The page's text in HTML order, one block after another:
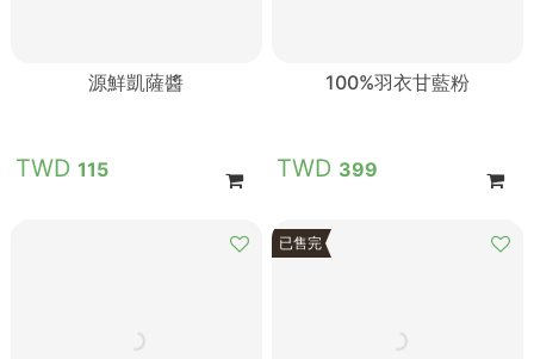
源鮮凱薩醬
115
100%羽衣甘藍粉
399
已售完